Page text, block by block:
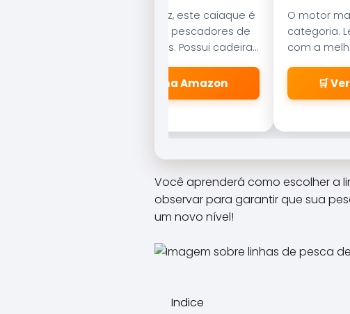
Estável e veloz, este caiaque é
o favorito dos pescadores de
rios e represas. Possui cadeira
articulada e porta-varas
integrados para máximo
🛒 Ver na Amazon
O motor
categoria.
com a
potência
alumínio
🛒
Você aprenderá como escolher a
observar para garantir que sua
um novo nível!
Indice